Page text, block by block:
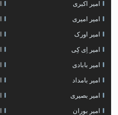
امیر اکبری
امیر امیری
امیر اورک
امیر اِی کِی
امیر بابادی
امیر بامداد
امیر بصیری
امیر بوران